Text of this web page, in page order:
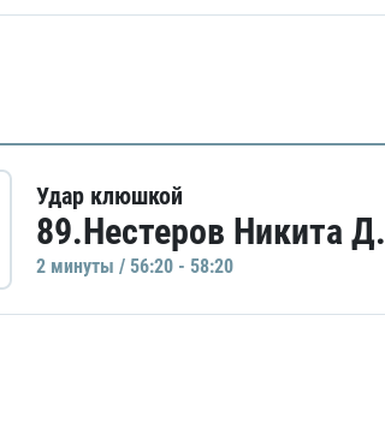
Удар клюшкой
89.Нестеров Никита Д.
2 минуты / 56:20 - 58:20